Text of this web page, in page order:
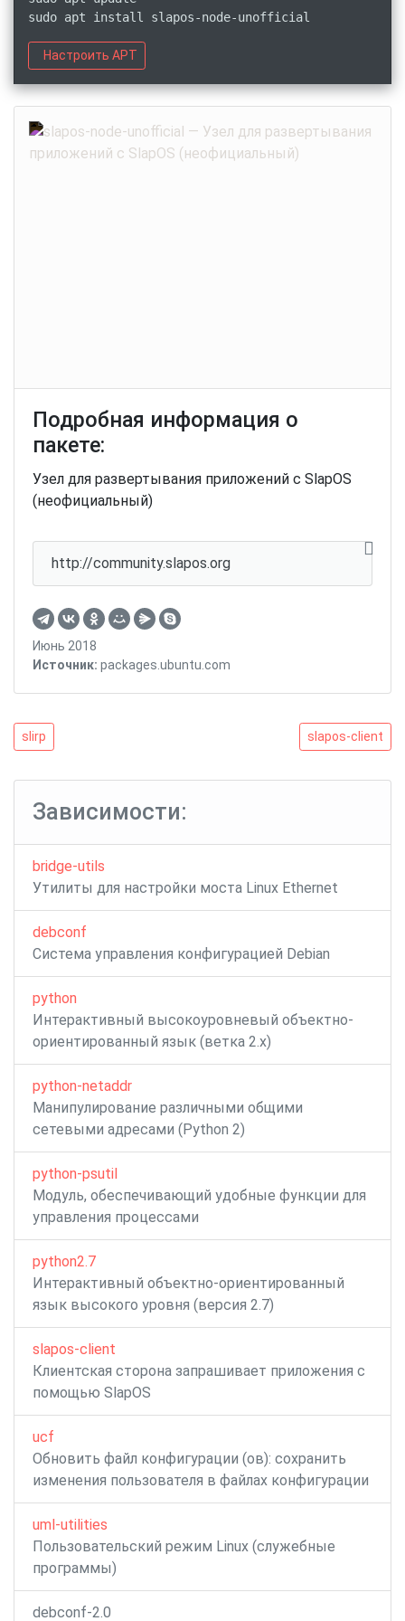
sudo apt install slapos-node-unofficial
Настроить APT
Подробная информация о
пакете:
Узел для развертывания приложений с SlapOS
(неофициальный)
http://community.slapos.org
Июнь 2018
Источник: packages.ubuntu.com
Навигация
записям
slirp
slirp
slapos-
client
slapos-client
Зависимости:
bridge-utils
Утилиты для настройки моста Linux Ethernet
debconf
Система управления конфигурацией Debian
python
Интерактивный высокоуровневый объектно-
ориентированный язык (ветка 2.x)
python-netaddr
Манипулирование различными общими
сетевыми адресами (Python 2)
python-psutil
Модуль, обеспечивающий удобные функции для
управления процессами
python2.7
Интерактивный объектно-ориентированный
язык высокого уровня (версия 2.7)
slapos-client
Клиентская сторона запрашивает приложения с
помощью SlapOS
ucf
Обновить файл конфигурации (ов): сохранить
изменения пользователя в файлах конфигурации
uml-utilities
Пользовательский режим Linux (служебные
программы)
debconf-2.0